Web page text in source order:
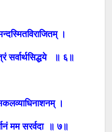
।
सर्वार्थसिद्धये ॥ ६॥
।
मम सरर्वदा ॥ ७॥